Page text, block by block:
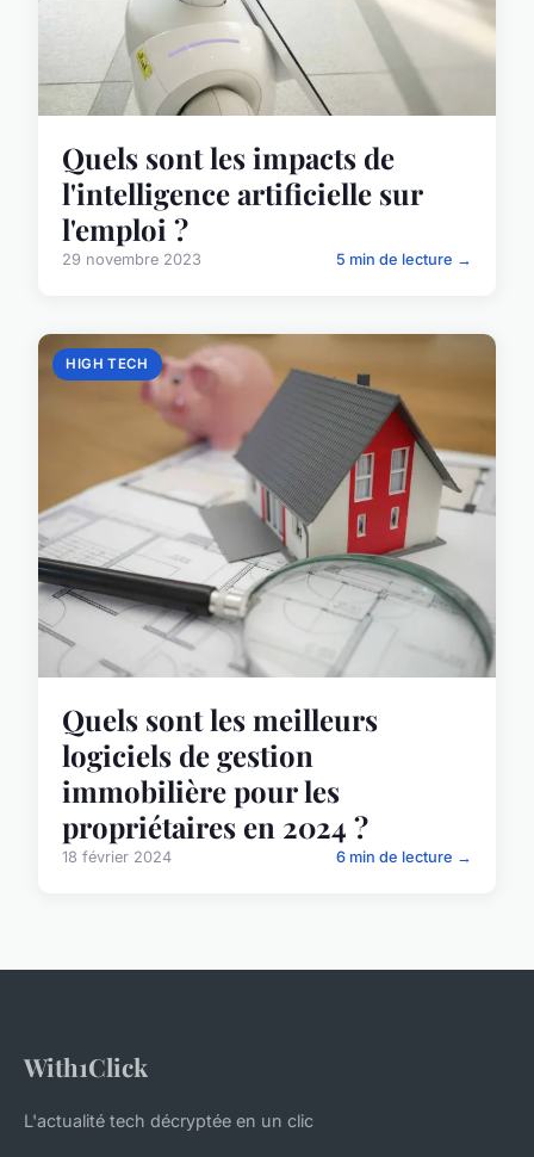
Quels sont les impacts de
l'intelligence artificielle sur
l'emploi ?
29 novembre 2023 5 min de lecture →
HIGH TECH
Quels sont les meilleurs
logiciels de gestion
immobilière pour les
propriétaires en 2024 ?
18 février 2024 6 min de lecture →
With1Click
L'actualité tech décryptée en un clic